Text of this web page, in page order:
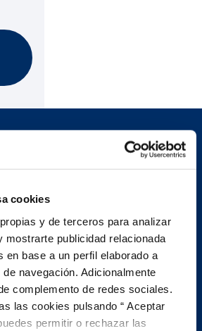
cookies
y de terceros para analizar
mostrarte publicidad relacionada
en base a un perfil elaborado a
navegación. Adicionalmente
complemento de redes sociales.
las cookies pulsando “ Aceptar
permitir o rechazar las
innecesarios
servicio de cita
te ofrecemos...